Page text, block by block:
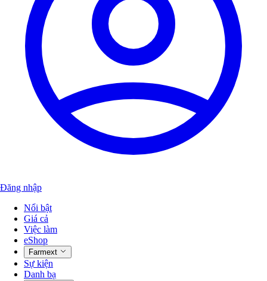
Đăng nhập
Nổi bật
Giá cả
Việc làm
eShop
Farmext
Sự kiện
Danh bạ